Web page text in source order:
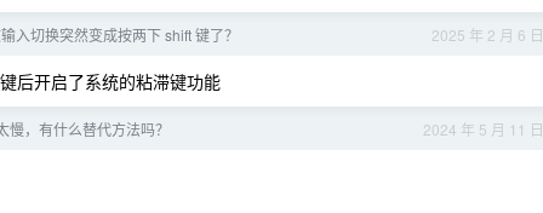
2025 年 2 月 6 日
入切换突然变成按两下 shift 键了？
后开启了系统的粘滞键功能
2024 年 5 月 11 日
，有什么替代方法吗？